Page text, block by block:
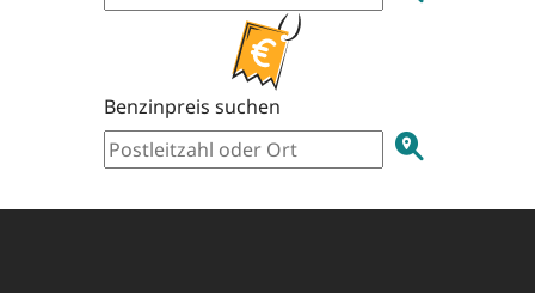
Benzinpreis suchen